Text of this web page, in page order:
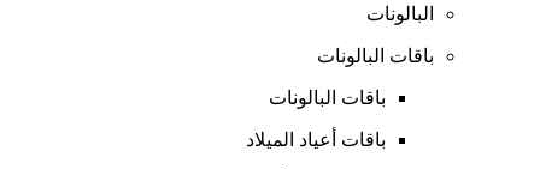
البالونات
باقات البالونات
باقات البالونات
باقات أعياد الميلاد